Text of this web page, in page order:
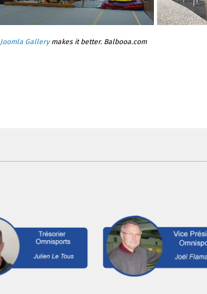
Joomla Gallerymakes it better. Balbooa.com